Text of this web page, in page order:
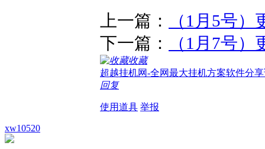
上一篇：
（1月5号
下一篇：
（1月7号
收藏
超越挂机网-全网最大挂机方案软件分
回复
使用道具 举报
xw10520